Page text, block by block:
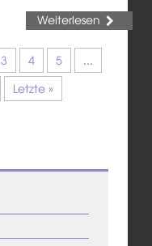
Weiterlesen
3 4 5
...
Letzte »